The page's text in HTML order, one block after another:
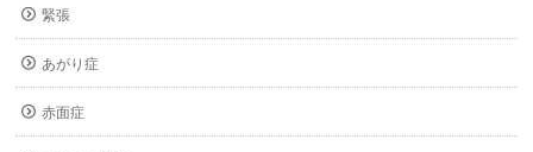
緊張
あがり症
赤面症